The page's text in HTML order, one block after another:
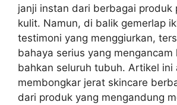
janji instan dari berbagai produk
kulit. Namun, di balik gemerlap
testimoni yang menggiurkan,
bahaya serius yang
bahkan seluruh tubuh. Artikel ini
membongkar jerat skincare
dari produk yang mengandung